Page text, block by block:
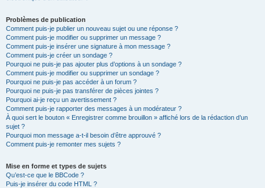
Problèmes de publication
Comment puis-je publier un nouveau sujet ou une réponse ?
Comment puis-je modifier ou supprimer un message ?
Comment puis-je insérer une signature à mon message ?
Comment puis-je créer un sondage ?
Pourquoi ne puis-je pas ajouter plus d’options à un sondage ?
Comment puis-je modifier ou supprimer un sondage ?
Pourquoi ne puis-je pas accéder à un forum ?
Pourquoi ne puis-je pas transférer de pièces jointes ?
Pourquoi ai-je reçu un avertissement ?
Comment puis-je rapporter des messages à un modérateur ?
À quoi sert le bouton « Enregistrer comme brouillon » affiché lors de la rédaction d’un
sujet ?
Pourquoi mon message a-t-il besoin d’être approuvé ?
Comment puis-je remonter mes sujets ?
Mise en forme et types de sujets
Qu’est-ce que le BBCode ?
Puis-je insérer du code HTML ?